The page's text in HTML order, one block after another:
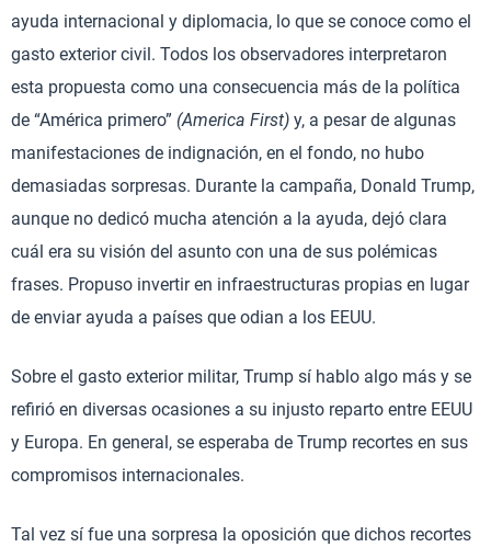
ayuda internacional y diplomacia, lo que se conoce como el
gasto exterior civil. Todos los observadores interpretaron
esta propuesta como una consecuencia más de la política
de “América primero” (America First) y, a pesar de algunas
manifestaciones de indignación, en el fondo, no hubo
demasiadas sorpresas. Durante la campaña, Donald Trump,
aunque no dedicó mucha atención a la ayuda, dejó clara
cuál era su visión del asunto con una de sus polémicas
frases. Propuso invertir en infraestructuras propias en lugar
de enviar ayuda a países que odian a los EEUU.
Sobre el gasto exterior militar, Trump sí hablo algo más y se
refirió en diversas ocasiones a su injusto reparto entre EEUU
y Europa. En general, se esperaba de Trump recortes en sus
compromisos internacionales.
Tal vez sí fue una sorpresa la oposición que dichos recortes